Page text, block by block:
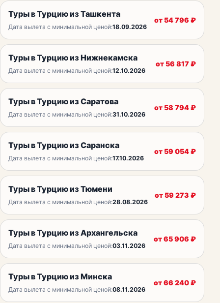
Туры в Турцию из Ташкента
Дата вылета с минимальной ценой:18.09.2026
от54 796 ₽
Туры в Турцию из Нижнекамска
Дата вылета с минимальной ценой:12.10.2026
от56 817 ₽
Туры в Турцию из Саратова
Дата вылета с минимальной ценой:31.10.2026
от58 794₽
Туры в Турцию из Саранска
Дата вылета с минимальной ценой:17.10.2026
от59 054₽
Туры в Турцию из Тюмени
Дата вылета с минимальной ценой:28.08.2026
от59 273 ₽
Туры в Турцию из Архангельска
Дата вылета с минимальной ценой:03.11.2026
от65 906 ₽
Туры в Турцию из Минска
Дата вылета с минимальной ценой:08.11.2026
от66 240₽